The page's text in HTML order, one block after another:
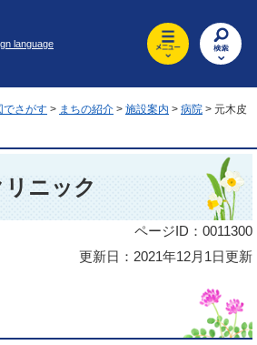
language
でさがす > まちの紹介 > 施設案内 > 病院 > 元木皮
ニック
ページID：0011300
更新日：2021年12月1日更新